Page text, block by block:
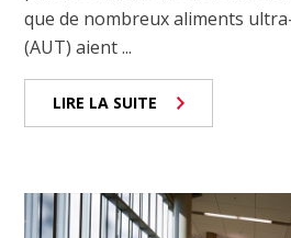
que de nombreux aliments
(AUT) aient ...
LIRE LA SUITE